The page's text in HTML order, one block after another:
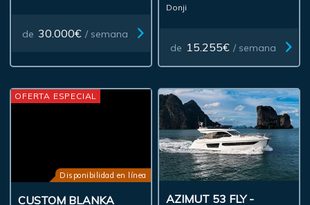
de 30.000€ / semana
Donji
de 15.255€ / semana
Disponibilidad en línea
CUSTOM BLANKA
OFERTA ESPECIAL
AZIMUT 53 FLY -